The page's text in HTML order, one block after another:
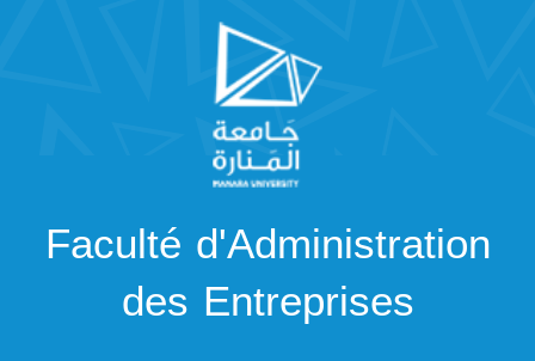
Faculté d'Administration
des Entreprises